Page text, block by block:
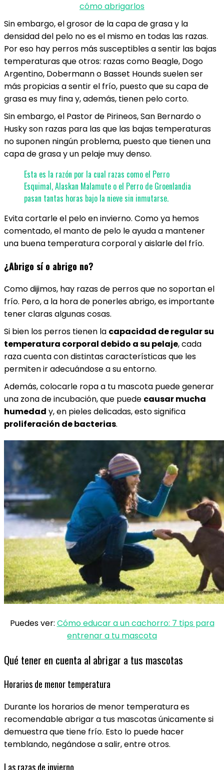
cómo abrigarlos
Sin embargo, el grosor de la capa de grasa y la
densidad del pelo no es el mismo en todas las razas.
Por eso hay perros más susceptibles a sentir las bajas
temperaturas que otros: razas como Beagle, Dogo
Argentino, Dobermann o Basset Hounds suelen ser
más propicias a sentir el frío, puesto que su capa de
grasa es muy fina y, además, tienen pelo corto.
Sin embargo, el Pastor de Pirineos, San Bernardo o
Husky son razas para las que las bajas temperaturas
no suponen ningún problema, puesto que tienen una
capa de grasa y un pelaje muy denso.
Esta es la razón por la cual razas como el Perro
Esquimal, Alaskan Malamute o el Perro de Groenlandia
pasan tantas horas bajo la nieve sin inmutarse.
Evita cortarle el pelo en invierno. Como ya hemos
comentado, el manto de pelo le ayuda a mantener
una buena temperatura corporal y aislarle del frío.
¿Abrigo sí o abrigo no?
Como dijimos, hay razas de perros que no soportan el
frío. Pero, a la hora de ponerles abrigo, es importante
tener claras algunas cosas.
Si bien los perros tienen la capacidad de regular su
temperatura corporal debido a su pelaje, cada
raza cuenta con distintas características que les
permiten ir adecuándose a su entorno.
Además, colocarle ropa a tu mascota puede generar
una zona de incubación, que puede causar mucha
humedad y, en pieles delicadas, esto significa
proliferación de bacterias.
Puedes ver: Cómo educar a un cachorro: 7 tips para
entrenar a tu mascota
Qué tener en cuenta al abrigar a tus mascotas
Horarios de menor temperatura
Durante los horarios de menor temperatura es
recomendable abrigar a tus mascotas únicamente si
demuestra que tiene frío. Esto lo puede hacer
temblando, negándose a salir, entre otros.
Las razas de invierno